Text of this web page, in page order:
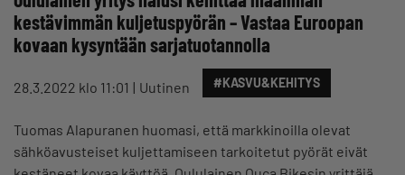
kestävimmän kuljetuspyörän – Vastaa Euroopan
kovaan kysyntään sarjatuotannolla
28.3.2022 klo 11:01 Uutinen #KASVU&KEHITYS
Tuomas Alapuranen huomasi, että markkinoilla olevat
sähköavusteiset kuljettamiseen tarkoitetut pyörät eivät